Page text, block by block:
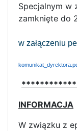
Specjalnym w
zamknięte do
w załączeniu
INFORMACJA
W związku z